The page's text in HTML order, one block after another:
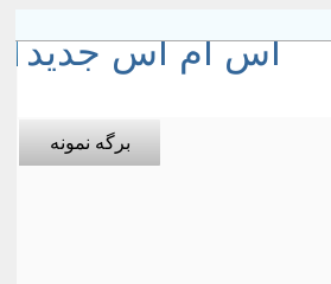
اس ام اس جدید
برگه نمونه